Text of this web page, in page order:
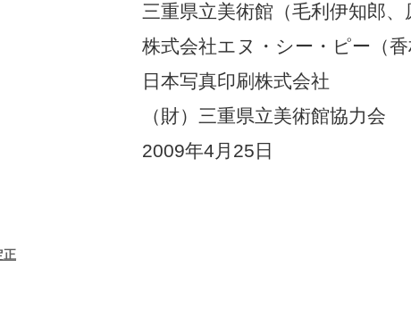
三重県立美術館（毛利伊知郎、
株式会社エヌ・シー・ピー（香
日本写真印刷株式会社
（財）三重県立美術館協力会
2009年4月25日
正